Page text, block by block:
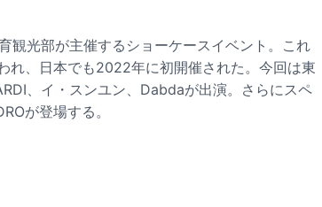
観光部が主催するショーケースイベント。これ
れ、日本でも2022年に初開催された。今回は東
、イ・スンユン、Dabdaが出演。さらにスペ
が登場する。